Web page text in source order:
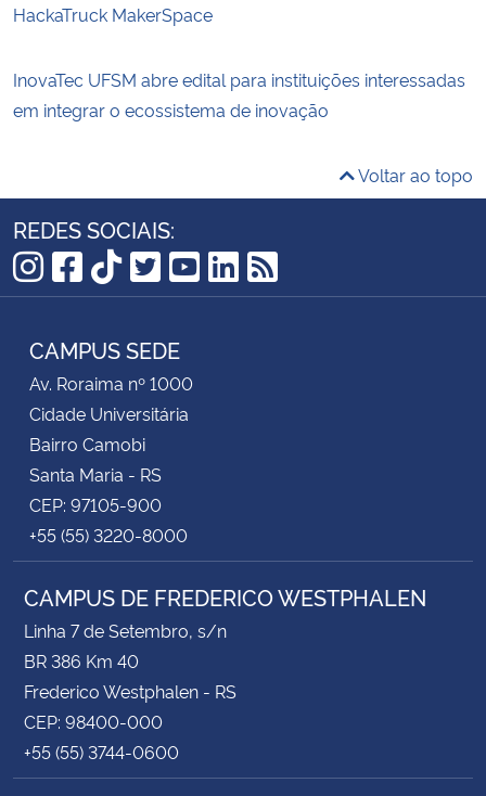
HackaTruck MakerSpace
InovaTec UFSM abre edital para instituições interessadas
em integrar o ecossistema de inovação
Voltar ao topo
REDES SOCIAIS:
Instagram
Facebook
TikTok
Twitter
YouTube
LinkedIn
RSS
CAMPUS SEDE
Av. Roraima nº 1000
Cidade Universitária
Bairro Camobi
Santa Maria - RS
CEP: 97105-900
+55 (55) 3220-8000
CAMPUS DE FREDERICO WESTPHALEN
Linha 7 de Setembro, s/n
BR 386 Km 40
Frederico Westphalen - RS
CEP: 98400-000
+55 (55) 3744-0600